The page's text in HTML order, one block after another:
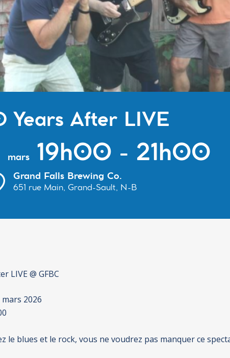
Years After LIVE
mars 19h00 - 21h00
Grand Falls Brewing Co.
651 rue Main, Grand-Sault, N-B
LIVE @ GFBC
2026
le blues et le rock, vous ne voudrez pas manquer ce